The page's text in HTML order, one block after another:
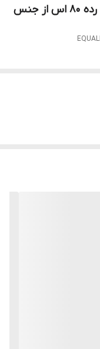
سه راه مساوی بدون درز سایز 2 اینج رده 80 اس از جنس